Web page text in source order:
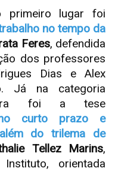
primeiro lugar foi
no tempo da
Feres, defendida
dos professores
Dias e Alex
Já na categoria
foi a tese
no curto prazo e
do trilema de
Tellez Marins,
orientada